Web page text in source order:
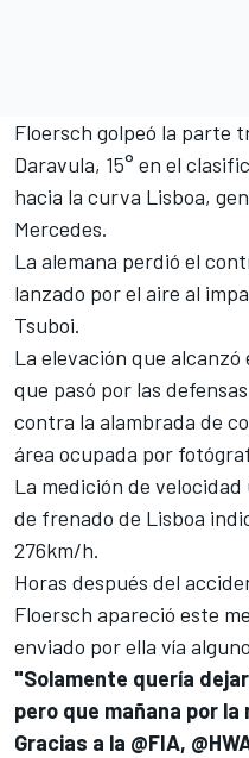
Floersch golpeó la parte
Daravula, 15° en el
hacia la curva Lisboa,
Mercedes.
La alemana perdió el
lanzado por el aire al
Tsuboi.
La elevación que
que pasó por las
contra la alambrada de
área ocupada por
La medición de
de frenado de Lisboa
276km/h.
Horas después del
Floersch apareció este
enviado por ella vía
"Solamente quería
pero que mañana por
Gracias a la @FIA,